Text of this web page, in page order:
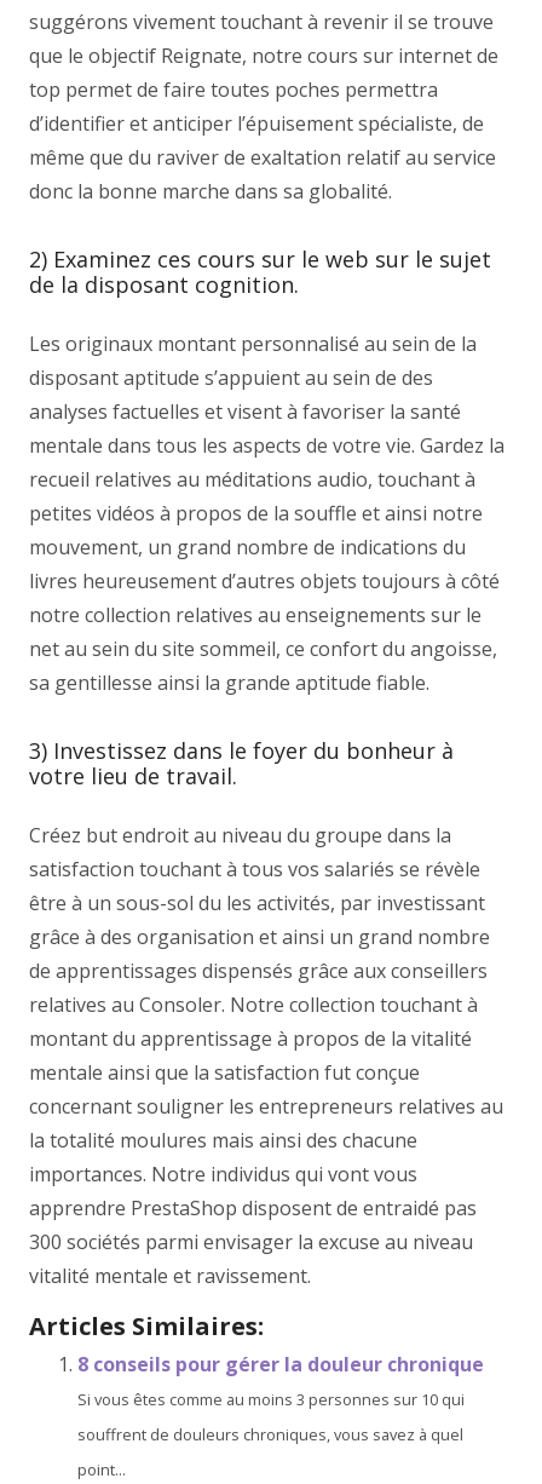
suggérons vivement touchant à revenir il se trouve
que le objectif Reignate, notre cours sur internet de
top permet de faire toutes poches permettra
d’identifier et anticiper l’épuisement spécialiste, de
même que du raviver de exaltation relatif au service
donc la bonne marche dans sa globalité.
2) Examinez ces cours sur le web sur le sujet
de la disposant cognition.
Les originaux montant personnalisé au sein de la
disposant aptitude s’appuient au sein de des
analyses factuelles et visent à favoriser la santé
mentale dans tous les aspects de votre vie. Gardez la
recueil relatives au méditations audio, touchant à
petites vidéos à propos de la souffle et ainsi notre
mouvement, un grand nombre de indications du
livres heureusement d’autres objets toujours à côté
notre collection relatives au enseignements sur le
net au sein du site sommeil, ce confort du angoisse,
sa gentillesse ainsi la grande aptitude fiable.
3) Investissez dans le foyer du bonheur à
votre lieu de travail.
Créez but endroit au niveau du groupe dans la
satisfaction touchant à tous vos salariés se révèle
être à un sous-sol du les activités, par investissant
grâce à des organisation et ainsi un grand nombre
de apprentissages dispensés grâce aux conseillers
relatives au Consoler. Notre collection touchant à
montant du apprentissage à propos de la vitalité
mentale ainsi que la satisfaction fut conçue
concernant souligner les entrepreneurs relatives au
la totalité moulures mais ainsi des chacune
importances. Notre individus qui vont vous
apprendre PrestaShop disposent de entraidé pas
300 sociétés parmi envisager la excuse au niveau
vitalité mentale et ravissement.
Articles Similaires:
8 conseils pour gérer la douleur chronique
Si vous êtes comme au moins 3 personnes sur 10 qui
souffrent de douleurs chroniques, vous savez à quel
point...